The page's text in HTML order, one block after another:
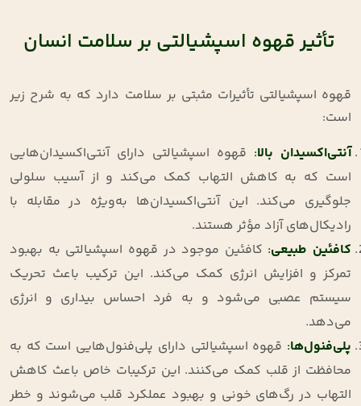
تأثیر قهوه اسپشیالتی بر سلامت انسان
قهوه اسپشیالتی تأثیرات مثبتی بر سلامت دارد که به شرح زیر
است:
آنتی‌اکسیدان بالا: قهوه اسپشیالتی دارای آنتی‌اکسیدان‌هایی
است که به کاهش التهاب کمک می‌کند و از آسیب سلولی
جلوگیری می‌کند. این آنتی‌اکسیدان‌ها به‌ویژه در مقابله با
رادیکال‌های آزاد مؤثر هستند.
کافئین طبیعی: کافئین موجود در قهوه اسپشیالتی به بهبود
تمرکز و افزایش انرژی کمک می‌کند. این ترکیب باعث تحریک
سیستم عصبی می‌شود و به فرد احساس بیداری و انرژی
می‌دهد.
پلی‌فنول‌ها: قهوه اسپشیالتی دارای پلی‌فنول‌هایی است که به
محافظت از قلب کمک می‌کنند. این ترکیبات خاص باعث کاهش
التهاب در رگ‌های خونی و بهبود عملکرد قلب می‌شوند و خطر